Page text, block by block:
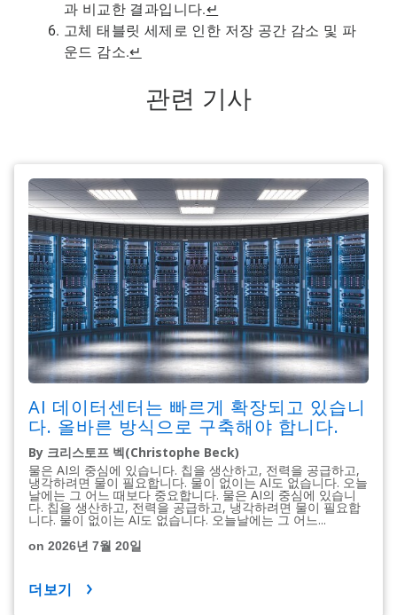
과 비교한 결과입니다.↵
고체 태블릿 세제로 인한 저장 공간 감소 및 파
운드 감소.↵
관련 기사
AI 데이터센터는 빠르게 확장되고 있습니
다. 올바른 방식으로 구축해야 합니다.
By 크리스토프 벡(Christophe Beck)
물은 AI의 중심에 있습니다. 칩을 생산하고, 전력을 공급하고,
냉각하려면 물이 필요합니다. 물이 없이는 AI도 없습니다. 오늘
날에는 그 어느 때보다 중요합니다. 물은 AI의 중심에 있습니
다. 칩을 생산하고, 전력을 공급하고, 냉각하려면 물이 필요합
니다. 물이 없이는 AI도 없습니다. 오늘날에는 그 어느...
on 2026년 7월 20일
더보기